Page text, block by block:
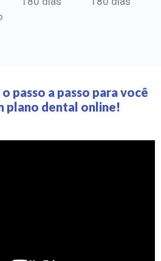
passo a passo para você
plano dental online!